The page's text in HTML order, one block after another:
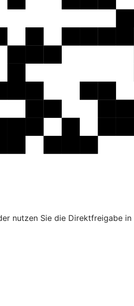
nutzen Sie die Direktfreigabe